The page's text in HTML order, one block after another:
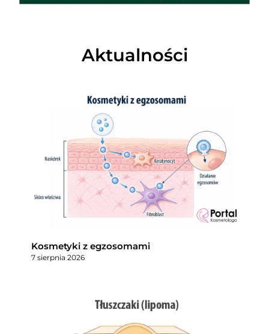
Aktualności
Kosmetyki z egzosomami
7 sierpnia 2026